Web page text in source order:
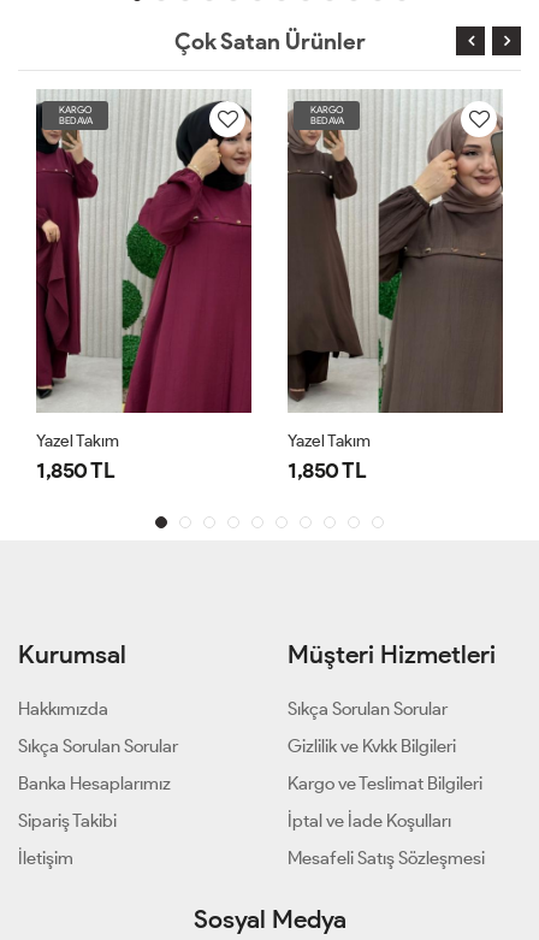
Çok Satan Ürünler
KARGO
BEDAVA
Yazel Takım
1,850 TL
KARGO
BEDAVA
Yazel Takım
1,850 TL
Kurumsal
Hakkımızda
Sıkça Sorulan Sorular
Banka Hesaplarımız
Sipariş Takibi
İletişim
Müşteri Hizmetleri
Sıkça Sorulan Sorular
Gizlilik ve Kvkk Bilgileri
Kargo ve Teslimat Bilgileri
İptal ve İade Koşulları
Mesafeli Satış Sözleşmesi
Sosyal Medya